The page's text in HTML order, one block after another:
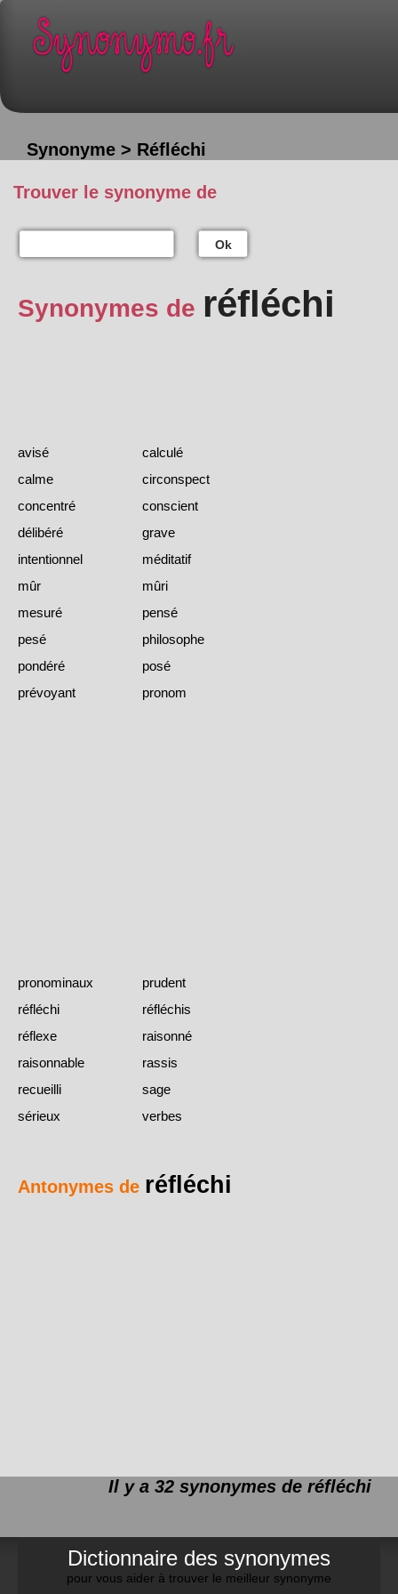
Synonyme > Réfléchi
Trouver le synonyme de
Ok
Synonymes de réfléchi
avisé
calculé
calme
circonspect
concentré
conscient
délibéré
grave
intentionnel
méditatif
mûr
mûri
mesuré
pensé
pesé
philosophe
pondéré
posé
prévoyant
pronom
pronominaux
prudent
réfléchi
réfléchis
réflexe
raisonné
raisonnable
rassis
recueilli
sage
sérieux
verbes
Antonymes de réfléchi
Il y a 32 synonymes de réfléchi
Dictionnaire des synonymes
pour vous aider à trouver le meilleur synonyme